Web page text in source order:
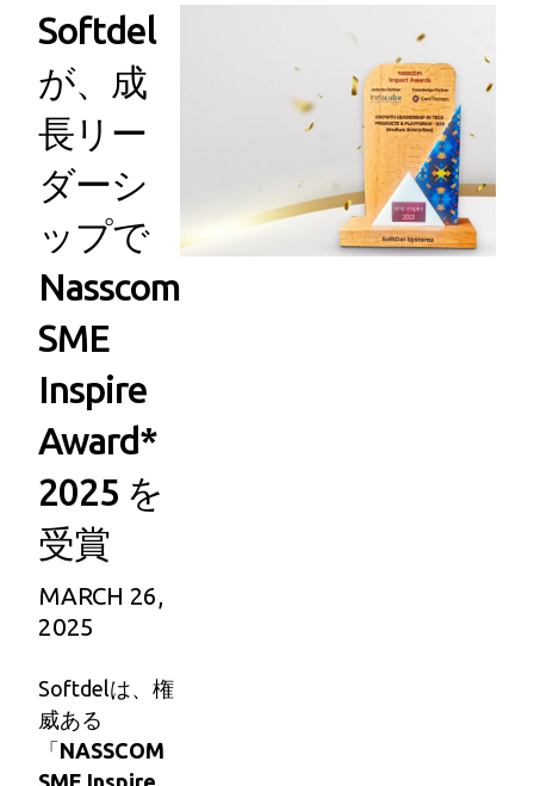
Softdel
が、成
長リー
ダーシ
ップで
Nasscom
SME
Inspire
Award*
2025 を
受賞
MARCH 26,
2025
Softdelは、権
威ある
「NASSCOM
SME Inspire